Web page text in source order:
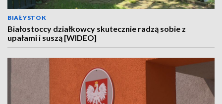
BIAŁYSTOK
Białostoccy działkowcy skutecznie radzą sobie z
upałami i suszą [WIDEO]